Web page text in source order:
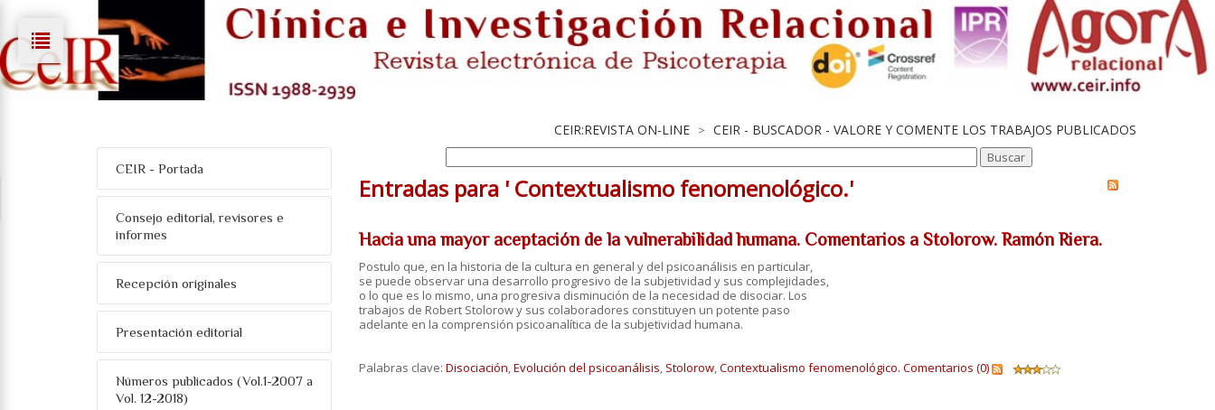
CEIR:REVISTA ON-LINE > CEIR - BUSCADOR - VALORE Y COMENTE LOS TRABAJOS PUBLICADOS
CEIR - Portada
Consejo editorial, revisores e
informes
Recepción originales
Presentación editorial
Números publicados (Vol.1-2007 a
Vol. 12-2018)
Entradas para ' Contextualismo fenomenológico.'
Hacia una mayor aceptación de la vulnerabilidad humana. Comentarios a Stolorow. Ramón Riera.
Postulo que, en la historia de la cultura en general y del psicoanálisis en particular,
se puede observar una desarrollo progresivo de la subjetividad y sus complejidades,
o lo que es lo mismo, una progresiva disminución de la necesidad de disociar. Los
trabajos de Robert Stolorow y sus colaboradores constituyen un potente paso
adelante en la comprensión psicoanalítica de la subjetividad humana.
Palabras clave: Disociación,Evolución del psicoanálisis, Stolorow,Contextualismo fenomenológico. Comentarios (0)